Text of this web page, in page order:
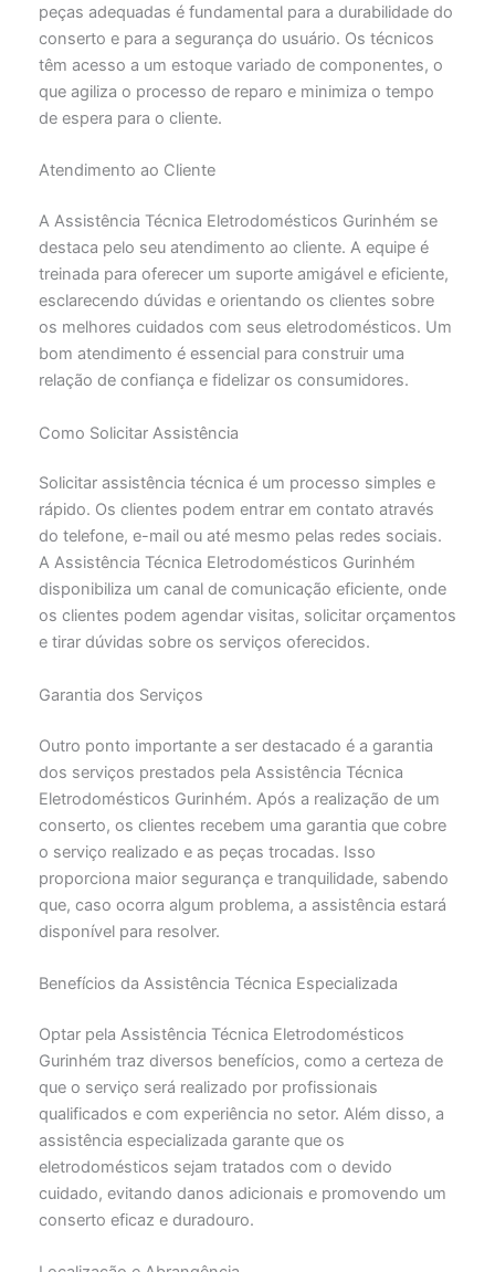
peças adequadas é fundamental para a durabilidade do
conserto e para a segurança do usuário. Os técnicos
têm acesso a um estoque variado de componentes, o
que agiliza o processo de reparo e minimiza o tempo
de espera para o cliente.
Atendimento ao Cliente
A Assistência Técnica Eletrodomésticos Gurinhém se
destaca pelo seu atendimento ao cliente. A equipe é
treinada para oferecer um suporte amigável e eficiente,
esclarecendo dúvidas e orientando os clientes sobre
os melhores cuidados com seus eletrodomésticos. Um
bom atendimento é essencial para construir uma
relação de confiança e fidelizar os consumidores.
Como Solicitar Assistência
Solicitar assistência técnica é um processo simples e
rápido. Os clientes podem entrar em contato através
do telefone, e-mail ou até mesmo pelas redes sociais.
A Assistência Técnica Eletrodomésticos Gurinhém
disponibiliza um canal de comunicação eficiente, onde
os clientes podem agendar visitas, solicitar orçamentos
e tirar dúvidas sobre os serviços oferecidos.
Garantia dos Serviços
Outro ponto importante a ser destacado é a garantia
dos serviços prestados pela Assistência Técnica
Eletrodomésticos Gurinhém. Após a realização de um
conserto, os clientes recebem uma garantia que cobre
o serviço realizado e as peças trocadas. Isso
proporciona maior segurança e tranquilidade, sabendo
que, caso ocorra algum problema, a assistência estará
disponível para resolver.
Benefícios da Assistência Técnica Especializada
Optar pela Assistência Técnica Eletrodomésticos
Gurinhém traz diversos benefícios, como a certeza de
que o serviço será realizado por profissionais
qualificados e com experiência no setor. Além disso, a
assistência especializada garante que os
eletrodomésticos sejam tratados com o devido
cuidado, evitando danos adicionais e promovendo um
conserto eficaz e duradouro.